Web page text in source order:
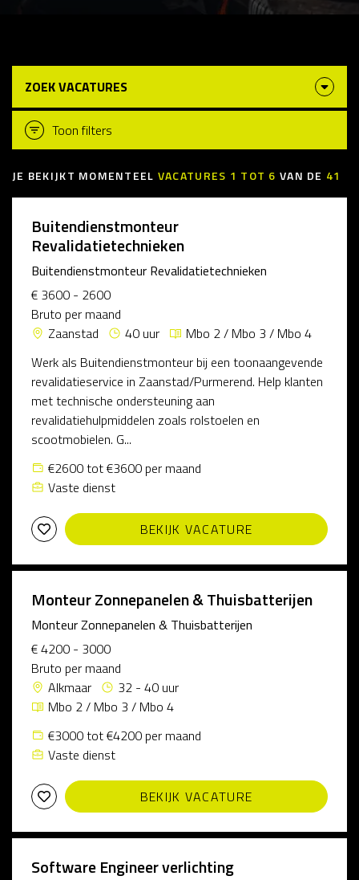
ZOEK VACATURES
Toon filters
JE BEKIJKT MOMENTEEL VACATURES 1 TOT 6 VAN DE 41
Buitendienstmonteur
Revalidatietechnieken
Buitendienstmonteur Revalidatietechnieken
€ 3600 - 2600
Bruto per maand
Zaanstad
40 uur
Mbo 2 / Mbo 3 / Mbo 4
Werk als Buitendienstmonteur bij een toonaangevende
revalidatieservice in Zaanstad/Purmerend. Help klanten
met technische ondersteuning aan
revalidatiehulpmiddelen zoals rolstoelen en
scootmobielen. G...
€2600 tot €3600 per maand
Vaste dienst
BEKIJK VACATURE
Monteur Zonnepanelen & Thuisbatterijen
Monteur Zonnepanelen & Thuisbatterijen
€ 4200 - 3000
Bruto per maand
Alkmaar
32 - 40 uur
Mbo 2 / Mbo 3 / Mbo 4
€3000 tot €4200 per maand
Vaste dienst
BEKIJK VACATURE
Software Engineer verlichting